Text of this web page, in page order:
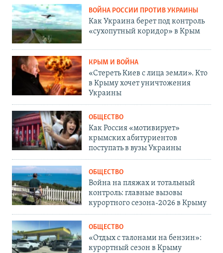
ВОЙНА РОССИИ ПРОТИВ УКРАИНЫ
Как Украина берет под контроль
«сухопутный коридор» в Крым
КРЫМ И ВОЙНА
«Стереть Киев с лица земли». Кто
в Крыму хочет уничтожения
Украины
ОБЩЕСТВО
Как Россия «мотивирует»
крымских абитуриентов
поступать в вузы Украины
ОБЩЕСТВО
Война на пляжах и тотальный
контроль: главные вызовы
курортного сезона-2026 в Крыму
ОБЩЕСТВО
«Отдых с талонами на бензин»:
курортный сезон в Крыму